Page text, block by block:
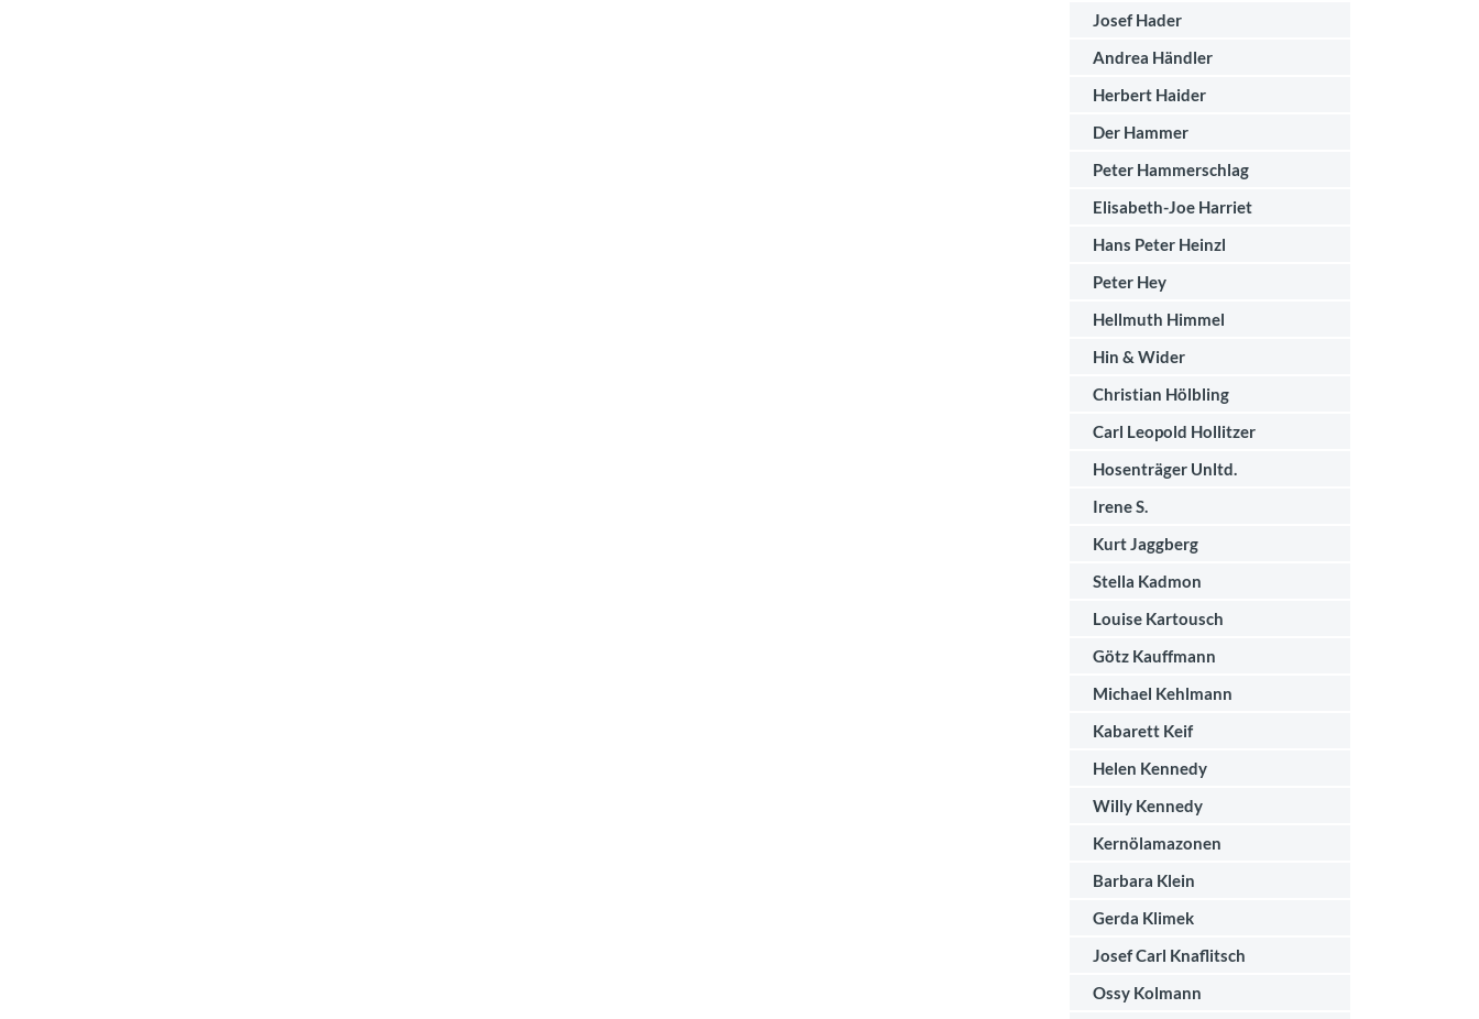
Josef Hader
Andrea Händler
Herbert Haider
Der Hammer
Peter Hammerschlag
Elisabeth-Joe Harriet
Hans Peter Heinzl
Peter Hey
Hellmuth Himmel
Hin & Wider
Christian Hölbling
Carl Leopold Hollitzer
Hosenträger Unltd.
Irene S.
Kurt Jaggberg
Stella Kadmon
Louise Kartousch
Götz Kauffmann
Michael Kehlmann
Kabarett Keif
Helen Kennedy
Willy Kennedy
Kernölamazonen
Barbara Klein
Gerda Klimek
Josef Carl Knaflitsch
Ossy Kolmann